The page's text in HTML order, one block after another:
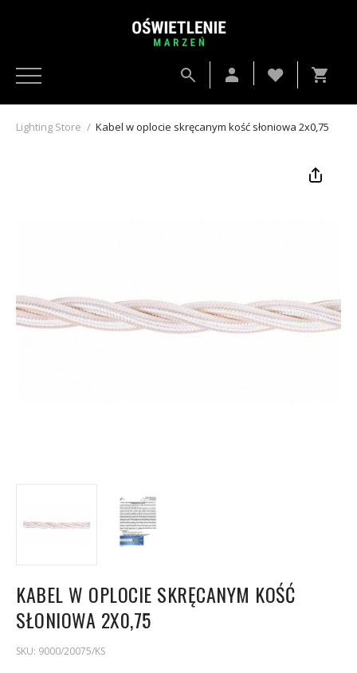
Lighting Store / Kabel w oplocie skręcanym kość słoniowa 2x0,75
KABEL W OPLOCIE SKRĘCANYM KOŚĆ
SŁONIOWA 2X0,75
SKU: 9000/20075/KS